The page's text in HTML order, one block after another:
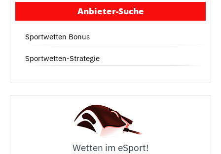
Anbieter-Suche
Sportwetten Bonus
Sportwetten-Strategie
Wetten im eSport!